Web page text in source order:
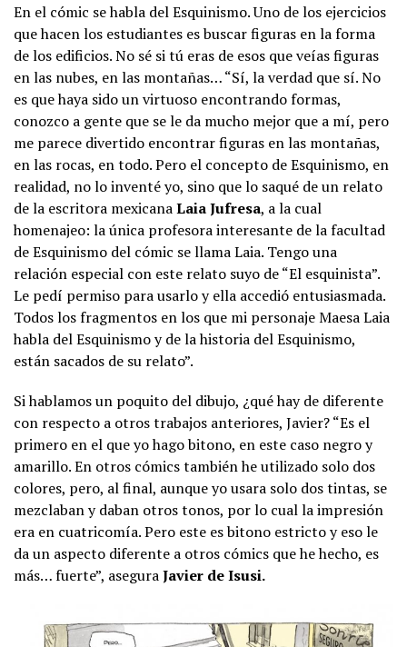
En el cómic se habla del Esquinismo. Uno de los ejercicios
que hacen los estudiantes es buscar figuras en la forma
de los edificios. No sé si tú eras de esos que veías figuras
en las nubes, en las montañas… “Sí, la verdad que sí. No
es que haya sido un virtuoso encontrando formas,
conozco a gente que se le da mucho mejor que a mí, pero
me parece divertido encontrar figuras en las montañas,
en las rocas, en todo. Pero el concepto de Esquinismo, en
realidad, no lo inventé yo, sino que lo saqué de un relato
de la escritora mexicanaLaia Jufresa, a la cual
homenajeo: la única profesora interesante de la facultad
de Esquinismo del cómic se llama Laia. Tengo una
relación especial con este relato suyo de “El esquinista”.
Le pedí permiso para usarlo y ella accedió entusiasmada.
Todos los fragmentos en los que mi personaje Maesa Laia
habla del Esquinismo y de la historia del Esquinismo,
están sacados de su relato”.
Si hablamos un poquito del dibujo, ¿qué hay de diferente
con respecto a otros trabajos anteriores, Javier? “Es el
primero en el que yo hago bitono, en este caso negro y
amarillo. En otros cómics también he utilizado solo dos
colores, pero, al final, aunque yo usara solo dos tintas, se
mezclaban y daban otros tonos, por lo cual la impresión
era en cuatricomía. Pero este es bitono estricto y eso le
da un aspecto diferente a otros cómics que he hecho, es
más… fuerte”, aseguraJavier de Isusi.